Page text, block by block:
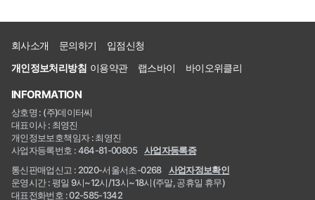
회사소개 문의하기
입점신청
개인정보처리방침 이용약관 랩스바이 바이오위클리
INFORMATION
상호명 : (주)데이터씨
대표이사 : 최영진
개인정보보호책임자 : 최영진
사업자등록번호 : 464-81-00805
사업자등록증
통신판매업신고 : 2020-서울서초-0268
사업자정보확인
운영시간 : 평일 9시~12시/13시~18시(주말, 공휴일 휴무)
대표전화번호 : 02-585-1342